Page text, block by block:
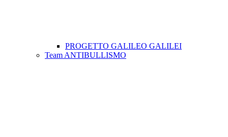
PROGETTO GALILEO GALILEI
Team ANTIBULLISMO